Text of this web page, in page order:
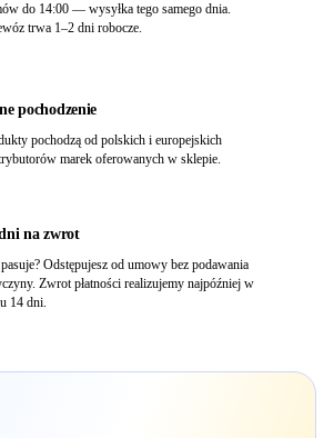
do 14:00 — wysyłka tego samego dnia.
trwa 1–2 dni robocze.
pochodzenie
pochodzą od polskich i europejskich
marek oferowanych w sklepie.
na zwrot
Odstępujesz od umowy bez podawania
Zwrot płatności realizujemy najpóźniej w
14 dni.